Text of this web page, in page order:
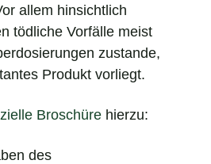
allem hinsichtlich
tödliche Vorfälle meist
zustande,
Produkt vorliegt.
Broschüre hierzu:
des